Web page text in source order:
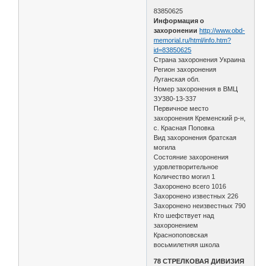
83850625
Информация о
захоронении http://www.obd-
memorial.ru/html/info.htm?
id=83850625
Страна захоронения Украина
Регион захоронения
Луганская обл.
Номер захоронения в ВМЦ
ЗУ380-13-337
Первичное место
захоронения Кременский р-н,
с. Красная Поповка
Вид захоронения братская
могила
Состояние захоронения
удовлетворительное
Количество могил 1
Захоронено всего 1016
Захоронено известных 226
Захоронено неизвестных 790
Кто шефствует над
захоронением
Краснопоповская
восьмилетняя школа
78 СТРЕЛКОВАЯ ДИВИЗИЯ